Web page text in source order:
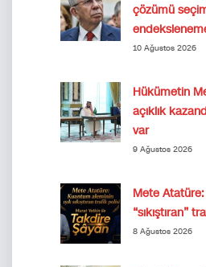
çözümü
10 Ağustos 2026
Hükümetin
açıklık
var
9 Ağustos 2026
Mete Atatüre:
“sıkıştıran”
8 Ağustos 2026